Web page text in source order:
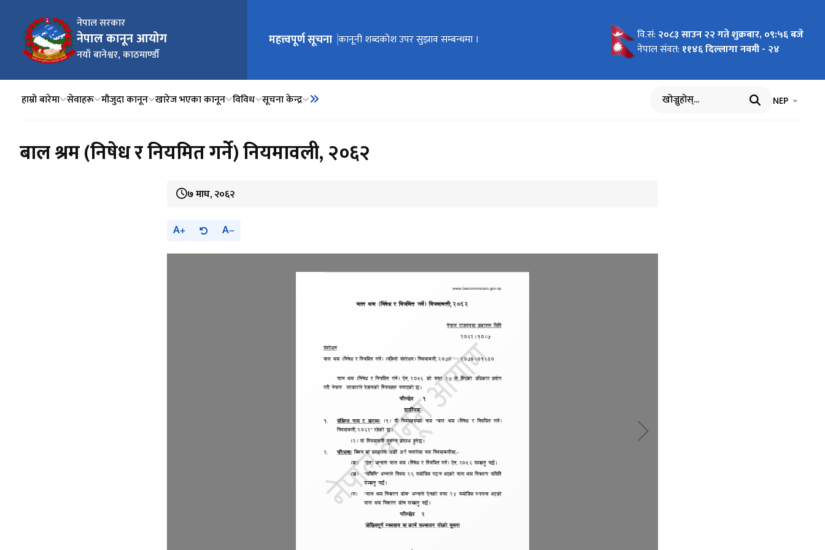
नेपाल सरकार
नेपाल कानून आयोग
नयाँ बानेश्वर, काठमाण्डौँ
मुख्य नेभिगेसनमा जानुहोस्
महत्त्वपूर्ण सूचना कार्यालय स्थानान्तरण भएको सूचना ।
कानूनी शब्दकोश उपर सुझाव सम्बन्धमा ।
कानूनी शब्दकोश वि.सं: २०८३ साउन २२ गते शुक्रबार, ०९:५७ बजे
नेपाल संवत: ११४६ दिल्लागा नवमी - २४
हाम्रो बारेमा सेवाहरू मौजुदा कानून खारेज भएका कानून विविध सूचना केन्द्र खोज्नुहोस् भाषा चयन
NEP
बाल श्रम (निषेध र नियमित गर्ने) नियमावली, २०६२
७ माघ, २०६२
A A